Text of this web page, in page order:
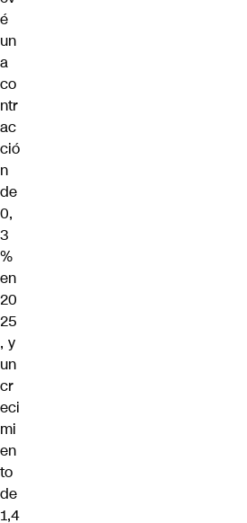
é
un
a
co
ntr
ac
ció
n
de
0,
3
%
en
20
25
, y
un
cr
eci
mi
en
to
de
1,4